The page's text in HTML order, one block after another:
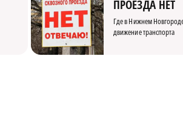
ПРОЕЗДА НЕТ
Где в Нижнем
движение транспорта